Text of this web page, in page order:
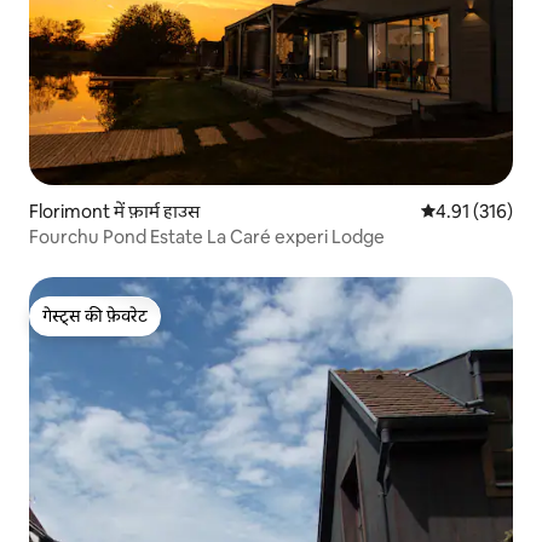
Florimont में फ़ार्म हाउस औसत रेटिंग 5 में से
4.91 (316)
Fourchu Pond Estate La Caré experi Lodge
गेस्ट्स की फ़ेवरेट
गेस्ट्स की फ़ेवरेट